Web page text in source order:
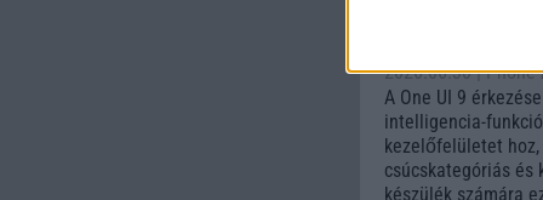
One
lista
2026.06.30| Phone
A One UI 9
intelligencia-
kezelőfelületet
csúcskategóriás és
készülék számára